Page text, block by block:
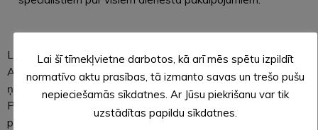
Lai saņemtu šādu pakalpojumu, klientam jādodas uz
Alūksnes vai Pededzes klientu apkalpošanas centru, līdzi
ņemot personu apliecinošu dokumentu – pasi vai eID karti.
Pēc tam kopīgi ar klientu apkalpošanas speciālistu jāvienojas
par konsultācijas datumu un laiku. Konsultācijas dienā
Lai šī tīmekļvietne darbotos, kā arī mēs spētu izpildīt
normatīvo aktu prasības, tā izmanto savas un trešo pušu
nepieciešamās sīkdatnes. Ar Jūsu piekrišanu var tik
uzstādītas papildu sīkdatnes.